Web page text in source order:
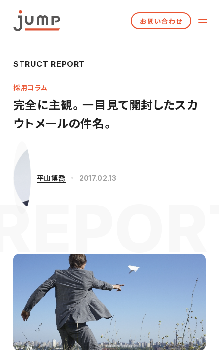
お問い合わせ
STRUCT REPORT
採用コラム
完全に主観。一目見て開封したスカ
ウトメールの件名。
平山博喬 2017.02.13